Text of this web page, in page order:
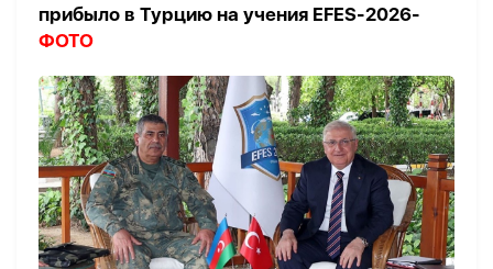
прибыло в Турцию на учения EFES-2026-
ФОТО